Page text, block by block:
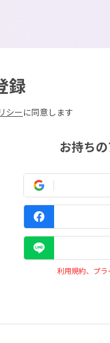
録
シーに同意します
お持ち
利用規約、プ